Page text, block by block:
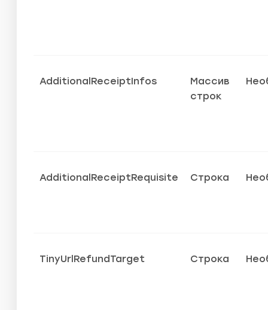
AdditionalReceiptInfos
Массив
строк
AdditionalReceiptRequisite Строка
TinyUrlRefundTarget Строка